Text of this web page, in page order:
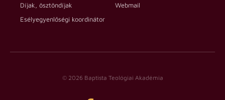
Díjak, ösztöndíjak
Esélyegyenlőségi koordinátor
Webmail
© 2026 Baptista Teológiai Akadémia